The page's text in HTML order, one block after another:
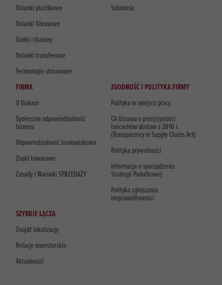
Osłonki plastikowe
Osłonki fibrusowe
Siatki i tkaniny
Osłonki transferowe
Technologie stosowane
Szkolenia
FIRMA
O Viskase
Społeczna odpowiedzialność
biznesu
Odpowiedzialność środowiskowa
Znaki towarowe
Zasady i Warunki SPRZEDAŻY
ZGODNOŚĆ I POLITYKA FIRMY
Polityka w miejscu pracy
CA Ustawa o przejrzystości
łańcuchów dostaw z 2010 r.
(Transparency in Supply Chains Act)
Polityka prywatności
Informacja o sporządzeniu
Strategii Podatkowej
Polityka zgłaszania
nieprawidłowości
SZYBKIE ŁĄCZA
Znajdź lokalizację
Relacje inwestorskie
Aktualności